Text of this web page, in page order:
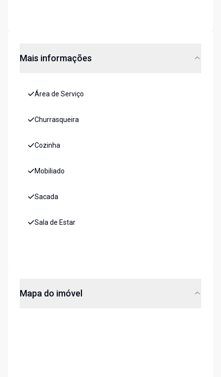
Mais informações
Área de Serviço
Churrasqueira
Cozinha
Mobiliado
Sacada
Sala de Estar
Mapa do imóvel